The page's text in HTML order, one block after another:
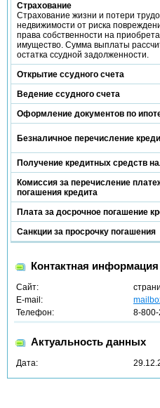
Страхование
Страхование жизни и потери
недвижимости от риска
права собственности на
имущество. Сумма выплаты
остатка ссудной задолженности.
Открытие ссудного счета
Ведение ссудного счета
Оформление документов по
Безналичное перечисление
Получение кредитных средств
Комиссия за перечисление
погашения кредита
Плата за досрочное погашение
Санкции за просрочку погашения
Контактная информация
Сайт:
E-mail:
Телефон:
8-
Актуальность данных
Дата: